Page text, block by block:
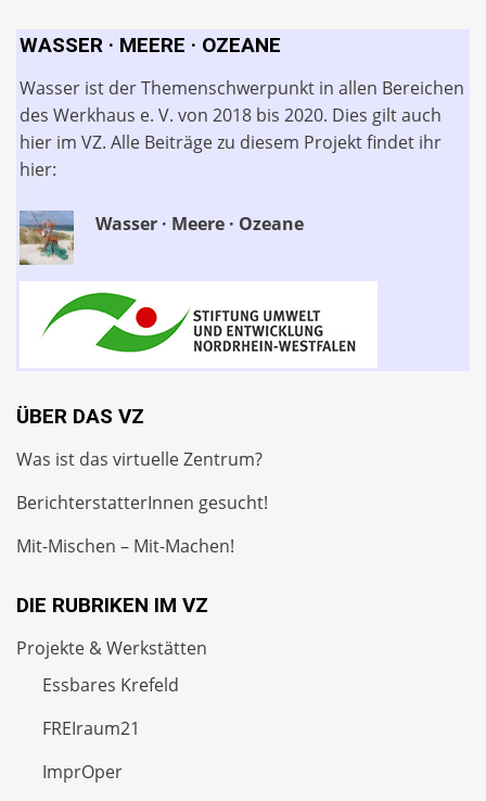
WASSER · MEERE · OZEANE
Wasser ist der Themenschwerpunkt in allen Bereichen
des Werkhaus e. V. von 2018 bis 2020. Dies gilt auch
hier im VZ. Alle Beiträge zu diesem Projekt findet ihr
hier:
Wasser · Meere · Ozeane
ÜBER DAS VZ
Was ist das virtuelle Zentrum?
BerichterstatterInnen gesucht!
Mit-Mischen – Mit-Machen!
DIE RUBRIKEN IM VZ
Projekte & Werkstätten
Essbares Krefeld
FREIraum21
ImprOper